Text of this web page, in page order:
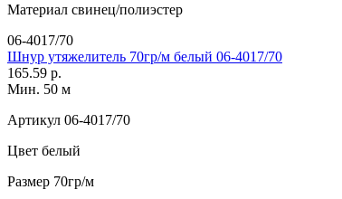
Материал свинец/полиэстер
06-4017/70
Шнур утяжелитель 70гр/м белый 06-4017/70
165.59 р.
Мин. 50 м
Артикул 06-4017/70
Цвет белый
Размер 70гр/м